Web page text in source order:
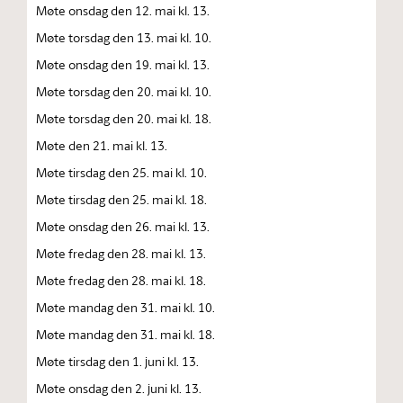
Møte onsdag den 12. mai kl. 13.
Møte torsdag den 13. mai kl. 10.
Møte onsdag den 19. mai kl. 13.
Møte torsdag den 20. mai kl. 10.
Møte torsdag den 20. mai kl. 18.
Møte den 21. mai kl. 13.
Møte tirsdag den 25. mai kl. 10.
Møte tirsdag den 25. mai kl. 18.
Møte onsdag den 26. mai kl. 13.
Møte fredag den 28. mai kl. 13.
Møte fredag den 28. mai kl. 18.
Møte mandag den 31. mai kl. 10.
Møte mandag den 31. mai kl. 18.
Møte tirsdag den 1. juni kl. 13.
Møte onsdag den 2. juni kl. 13.